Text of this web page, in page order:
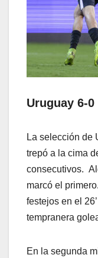
Uruguay 6-
La selección de
trepó a la cima
consecutivos.
marcó el
festejos en el
tempranera
En la segunda